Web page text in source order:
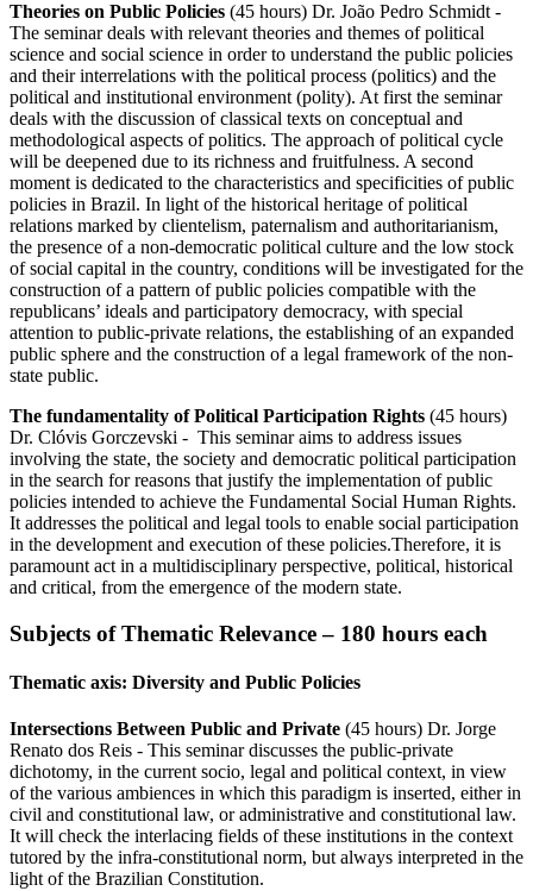
Theories on Public Policies (45 hours) Dr. João Pedro Schmidt -
The seminar deals with relevant theories and themes of political
science and social science in order to understand the public policies
and their interrelations with the political process (politics) and the
political and institutional environment (polity). At first the seminar
deals with the discussion of classical texts on conceptual and
methodological aspects of politics. The approach of political cycle
will be deepened due to its richness and fruitfulness. A second
moment is dedicated to the characteristics and specificities of public
policies in Brazil. In light of the historical heritage of political
relations marked by clientelism, paternalism and authoritarianism,
the presence of a non-democratic political culture and the low stock
of social capital in the country, conditions will be investigated for the
construction of a pattern of public policies compatible with the
republicans’ ideals and participatory democracy, with special
attention to public-private relations, the establishing of an expanded
public sphere and the construction of a legal framework of the non-
state public.
The fundamentality of Political Participation Rights (45 hours)
Dr. Clóvis Gorczevski - This seminar aims to address issues
involving the state, the society and democratic political participation
in the search for reasons that justify the implementation of public
policies intended to achieve the Fundamental Social Human Rights.
It addresses the political and legal tools to enable social participation
in the development and execution of these policies.Therefore, it is
paramount act in a multidisciplinary perspective, political, historical
and critical, from the emergence of the modern state.
Subjects of Thematic Relevance – 180 hours each
Thematic axis: Diversity and Public Policies
Intersections Between Public and Private (45 hours) Dr. Jorge
Renato dos Reis - This seminar discusses the public-private
dichotomy, in the current socio, legal and political context, in view
of the various ambiences in which this paradigm is inserted, either in
civil and constitutional law, or administrative and constitutional law.
It will check the interlacing fields of these institutions in the context
tutored by the infra-constitutional norm, but always interpreted in the
light of the Brazilian Constitution.